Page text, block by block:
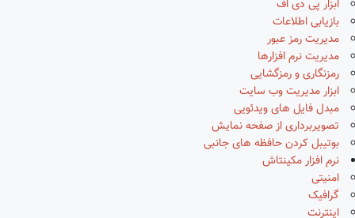
ابزار پی دی اف
بازیابی اطلاعات
مدیریت رمز عبور
مدیریت نرم افزارها
رمزنگاری و رمزگشایی
ابزار مدیریت وب سایت
مبدل فایل های ویدئویی
تصویربرداری از صفحه نمایش
بوتیبل کردن حافظه های جانبی
نرم افزار مکینتاش
امنیتی
گرافیک
اینترنت